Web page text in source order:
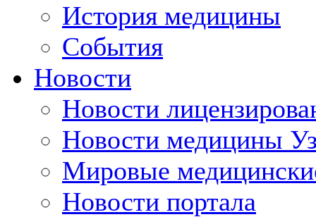
История медицины
События
Новости
Новости
Новости медицины
Мировые
Новости портала